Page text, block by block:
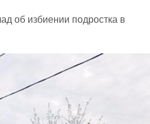
об избиении подростка в